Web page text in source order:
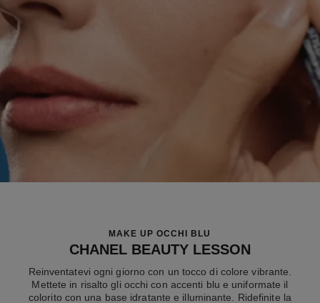
MAKE UP OCCHI BLU
CHANEL BEAUTY LESSON
Reinventatevi ogni giorno con un tocco di colore vibrante.
Mettete in risalto gli occhi con accenti blu e uniformate il
colorito con una base idratante e illuminante. Ridefinite la